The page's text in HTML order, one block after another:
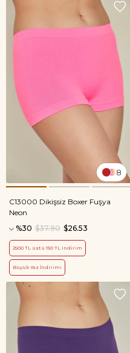
8
C13000 Dikişsiz Boxer Fuşya
Neon
%30
$26.53
$37.90
2500 TL üstü 150 TL indirim
Büyük Yaz İndirimi